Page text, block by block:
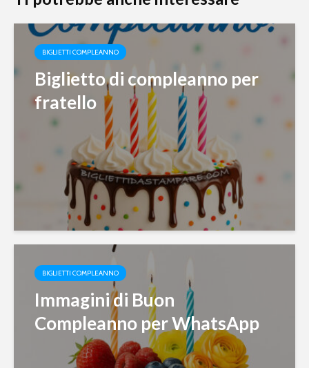
BIGLIETTI COMPLEANNO
Biglietto di compleanno per
fratello
BIGLIETTI COMPLEANNO
Immagini di Buon
Compleanno per WhatsApp